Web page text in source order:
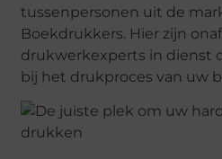
tussenpersonen uit de
Boekdrukkers. Hier zijn
drukwerkexperts in dienst
bij het drukproces van uw